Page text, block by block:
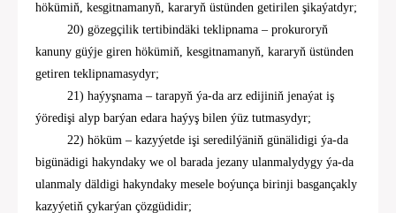
hökümiň, kesgitnamanyň, kararyň üstünden getirilen şikaýatdyr;
20) gözegçilik tertibindäki teklipnama – prokuroryň
kanuny güýje giren hökümiň, kesgitnamanyň, kararyň üstünden
getiren teklipnamasydyr;
21) haýyşnama – tarapyň ýa-da arz edijiniň jenaýat iş
ýöredişi alyp barýan edara haýyş bilen ýüz tutmasydyr;
22) höküm – kazyýetde işi seredilýäniň günälidigi ýa-da
bigünädigi hakyndaky we ol barada jezany ulanmalydygy ýa-da
ulanmaly däldigi hakyndaky mesele boýunça birinji basgançakly
kazyýetiň çykarýan çözgüdidir;